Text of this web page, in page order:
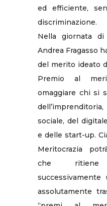
ed efficiente,
discriminazione.
Nella giornata
Andrea Fragasso
del merito ideato
Premio al
omaggiare chi si
sociale, del
e delle start-up.
Meritocrazia
che
assolutamente